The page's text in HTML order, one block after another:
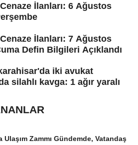
İlanları: 6 Ağustos
İlanları: 7 Ağustos
Defin Bilgileri Açıklandı
iki avukat
silahlı kavga: 1 ağır yaralı
Ulaşım Zammı Gündemde, Vatandaş